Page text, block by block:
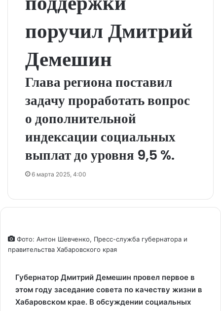
поручил Дмитрий
Демешин
Глава региона поставил
задачу проработать вопрос
о дополнительной
индексации социальных
выплат до уровня 9,5 %.
6 марта 2025, 4:00
Фото: Антон Шевченко, Пресс-служба губернатора и
правительства Хабаровского края
Губернатор Дмитрий Демешин провел первое в
этом году заседание совета по качеству жизни в
Хабаровском крае. В обсуждении социальных